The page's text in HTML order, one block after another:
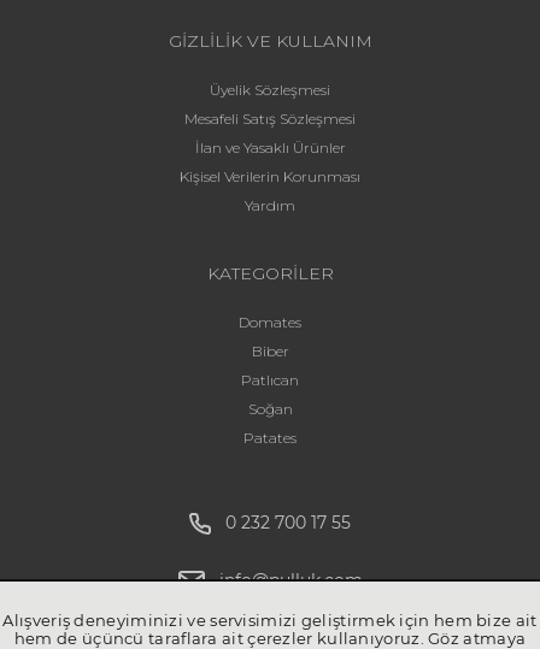
GİZLİLİK VE KULLANIM
Üyelik Sözleşmesi
Mesafeli Satış Sözleşmesi
İlan ve Yasaklı Ürünler
Kişisel Verilerin Korunması
Yardım
KATEGORİLER
Domates
Biber
Patlıcan
Soğan
Patates
0 232 700 17 55
info@pulluk.com
Alışveriş deneyiminizi ve servisimizi geliştirmek için hem bize ait
hem de üçüncü taraflara ait çerezler kullanıyoruz. Göz atmaya